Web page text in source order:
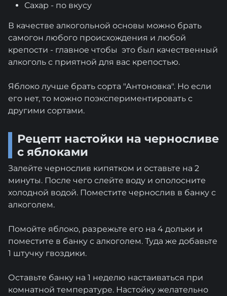
Сахар - по вкусу
В качестве алкогольной основы можно брать
самогон любого происхождения и любой
крепости - главное чтобы это был качественный
алкоголь с приятной для вас крепостью.
Яблоко лучше брать сорта "Антоновка". Но если
его нет, то можно поэкспериментировать с
другими сортами.
Рецепт настойки на черносливе
с яблоками
Залейте чернослив кипятком и оставьте на 2
минуты. После чего слейте воду и ополосните
холодной водой. Поместите чернослив в банку с
алкоголем.
Помойте яблоко, разрежьте его на 4 дольки и
поместите в банку с алкоголем. Туда же добавьте
1 штучку гвоздики.
Оставьте банку на 1 неделю настаиваться при
комнатной температуре. Настойку желательно